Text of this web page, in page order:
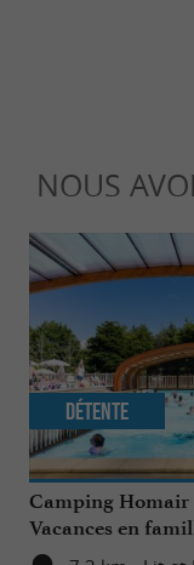
NOUS
Camping Homair
Vacances en
Détente